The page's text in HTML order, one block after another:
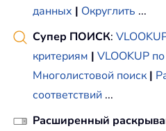
данных | Округлить ...
Супер ПОИСК:
критериям | VLOOKUP
Многолистовой поиск |
соответствий ...
Расширенный